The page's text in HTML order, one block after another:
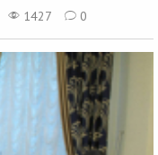
1427 0